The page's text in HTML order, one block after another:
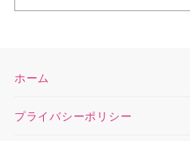
ホーム
プライバシーポリシー